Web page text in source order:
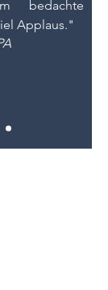
bedachte
Applaus."